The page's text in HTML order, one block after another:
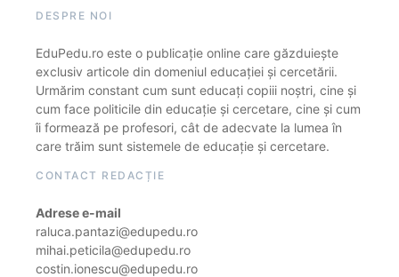
DESPRE NOI
EduPedu.ro este o publicație online care găzduiește
exclusiv articole din domeniul educației și cercetării.
Urmărim constant cum sunt educați copiii noștri, cine și
cum face politicile din educație și cercetare, cine și cum
îi formează pe profesori, cât de adecvate la lumea în
care trăim sunt sistemele de educație și cercetare.
CONTACT REDACȚIE
Adrese e-mail
raluca.pantazi@edupedu.ro
mihai.peticila@edupedu.ro
costin.ionescu@edupedu.ro